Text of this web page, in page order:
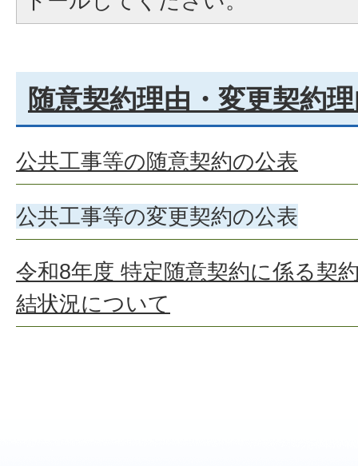
随意契約理由・変更契約
公共工事等の随意契約の公表
公共工事等の変更契約の公表
令和8年度 特定随意契約に係る契
結状況について